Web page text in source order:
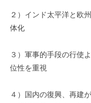
２）インド太平洋と欧
体化
３）軍事的手段の行使
位性を重視
４）国内の復興、再建